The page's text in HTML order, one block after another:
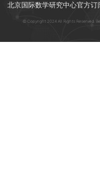
北京国际数学研究中心官方
© Copyright 2024 All Rights Reserved.